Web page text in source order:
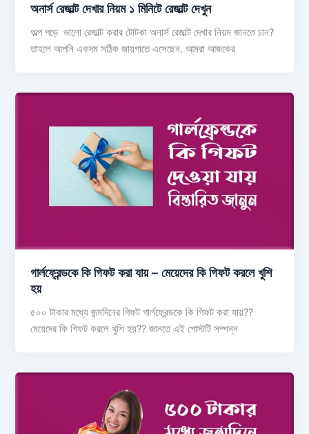
অনার্স রেজাল্ট দেখার নিয়ম ১ মিনিটে রেজাল্ট দেখুন
অল্প পড়ে ভালো রেজাল্ট করার টোটকা অনার্স রেজাল্ট দেখার নিয়ম জানতে চান?
তাহলে আপনি একদম সঠিক জায়গাতে এসেছেন. আমরা আজকের
গার্লফ্রেন্ডকে কি গিফট করা যায় – মেয়েদের কি গিফট করলে খুশি
হয়
৫০০ টাকার মধ্যে জন্মদিনের গিফট গার্লফ্রেন্ডকে কি গিফট করা যায়??
মেয়েদের কি গিফট করলে খুশি হয়?? জানতে এই পোস্টটি সম্পন্ন